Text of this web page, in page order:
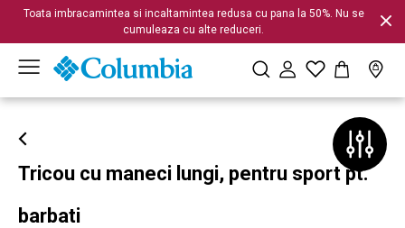
Toata imbracamintea si incaltamintea redusa cu pana la 50%. Nu se
cumuleaza cu alte reduceri.
Tricou cu maneci lungi, pentru sport pt.
barbati